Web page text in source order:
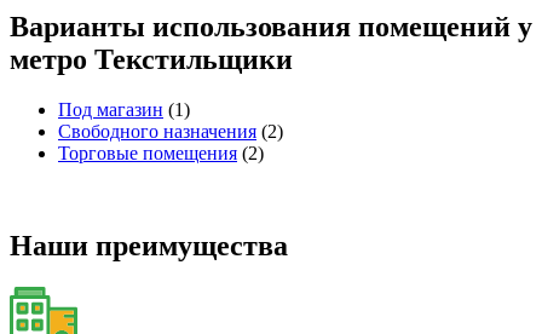
Варианты использования помещений у
метро Текстильщики
Под магазин (1)
Свободного назначения (2)
Торговые помещения (2)
Наши преимущества